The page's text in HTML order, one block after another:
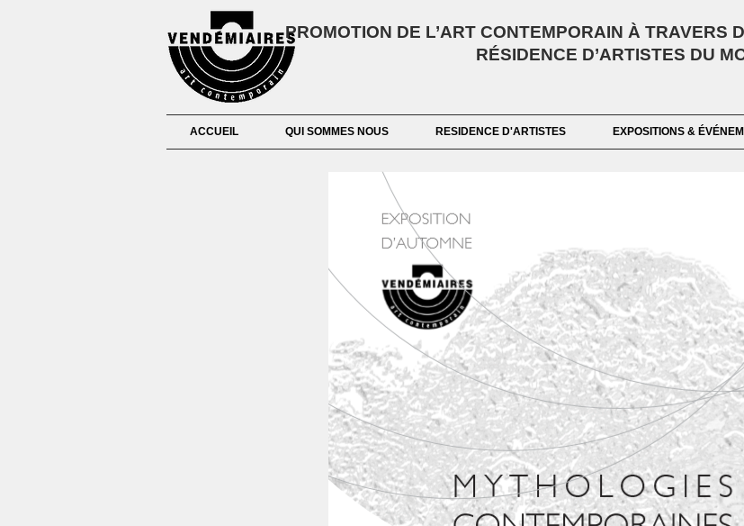
PROMOTION DE L’ART CONTEMPORAIN À TRAVERS
RÉSIDENCE D’ARTISTES DU
ACCUEIL QUI SOMMES NOUS RESIDENCE D'ARTISTES EXPOSITIONS &